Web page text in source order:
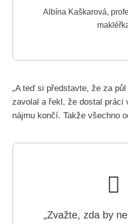
Albína Kaškarová,
„A teď si představte, že za
zavolal a řekl, že dostal práci
nájmu končí. Takže všechno
„Zvažte, zda by